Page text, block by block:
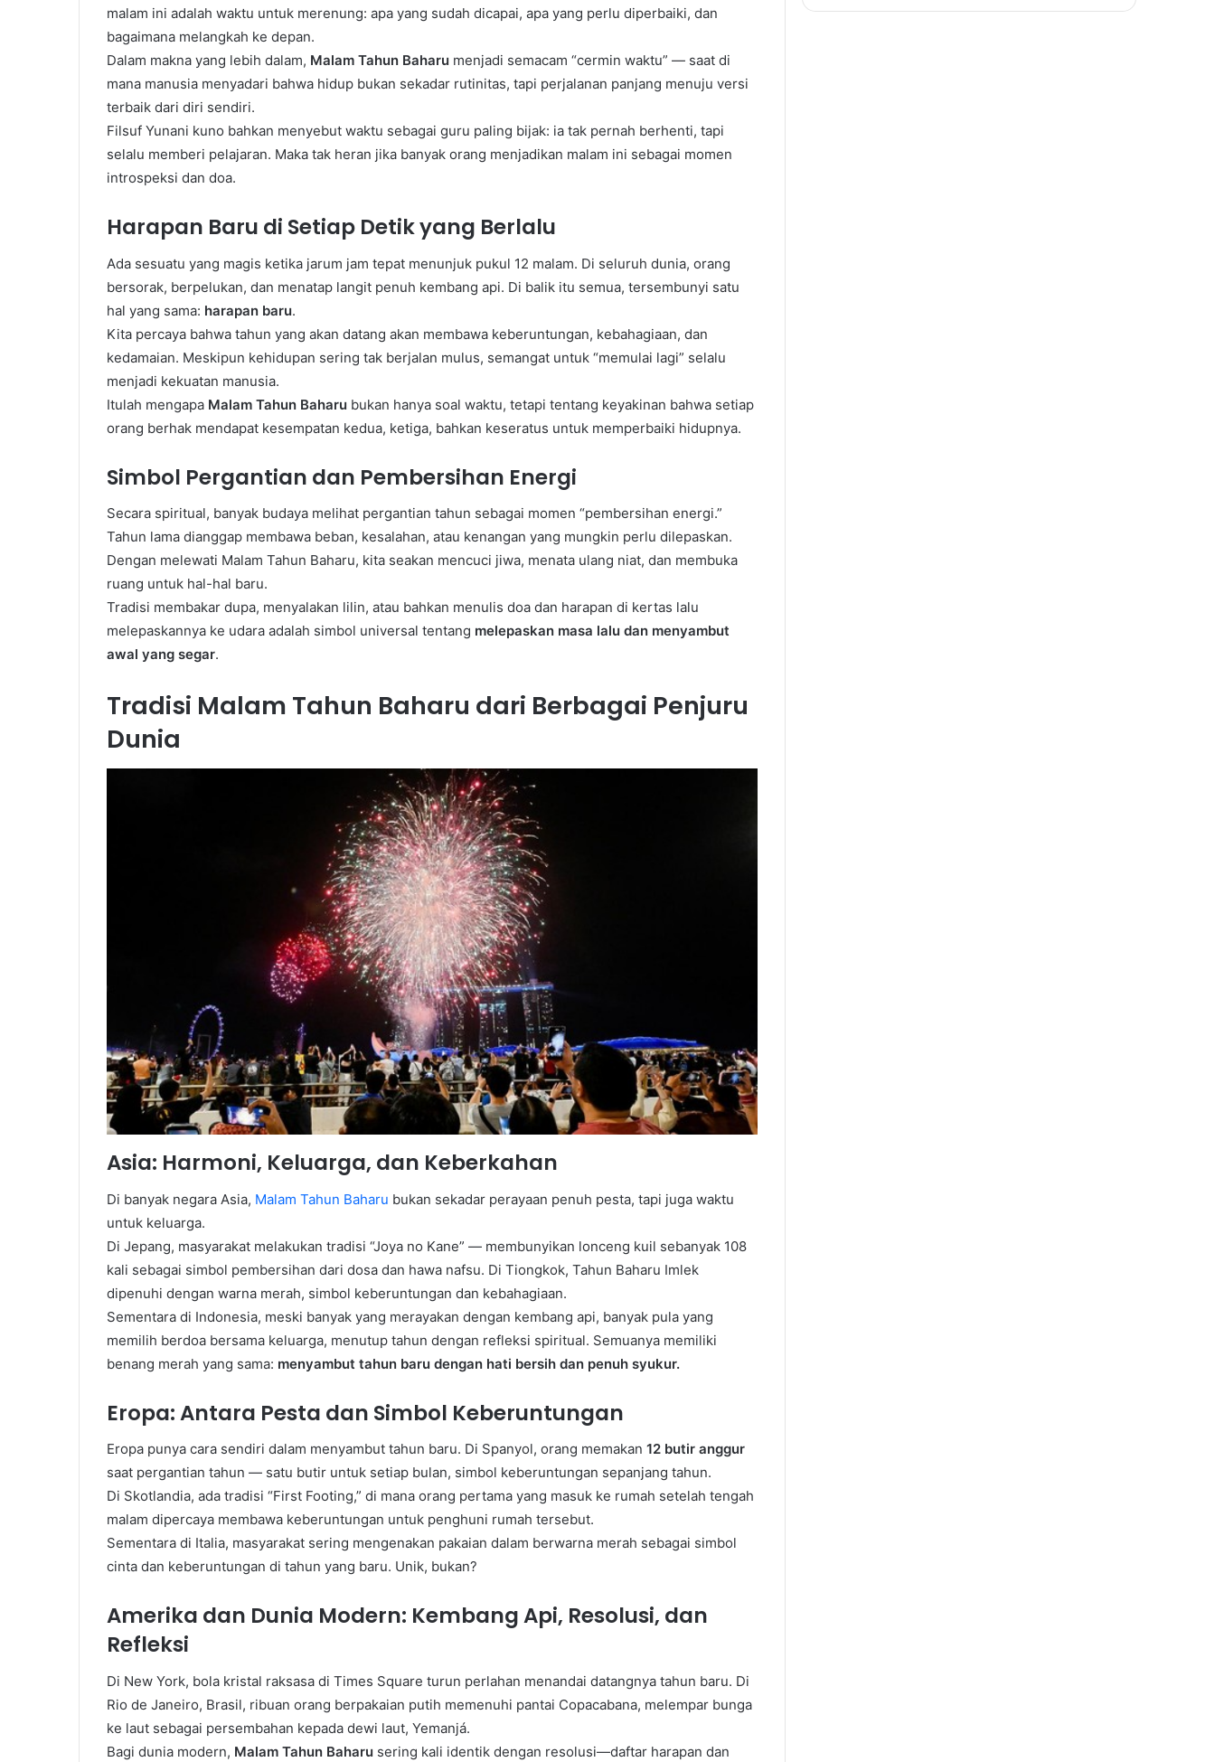
malam ini adalah waktu untuk merenung: apa yang sudah dicapai, apa yang perlu diperbaiki, dan
bagaimana melangkah ke depan.
Dalam makna yang lebih dalam, Malam Tahun Baharu menjadi semacam “cermin waktu” — saat di
mana manusia menyadari bahwa hidup bukan sekadar rutinitas, tapi perjalanan panjang menuju versi
terbaik dari diri sendiri.
Filsuf Yunani kuno bahkan menyebut waktu sebagai guru paling bijak: ia tak pernah berhenti, tapi
selalu memberi pelajaran. Maka tak heran jika banyak orang menjadikan malam ini sebagai momen
introspeksi dan doa.
Harapan Baru di Setiap Detik yang Berlalu
Ada sesuatu yang magis ketika jarum jam tepat menunjuk pukul 12 malam. Di seluruh dunia, orang
bersorak, berpelukan, dan menatap langit penuh kembang api. Di balik itu semua, tersembunyi satu
hal yang sama: harapan baru.
Kita percaya bahwa tahun yang akan datang akan membawa keberuntungan, kebahagiaan, dan
kedamaian. Meskipun kehidupan sering tak berjalan mulus, semangat untuk “memulai lagi” selalu
menjadi kekuatan manusia.
Itulah mengapa Malam Tahun Baharu bukan hanya soal waktu, tetapi tentang keyakinan bahwa setiap
orang berhak mendapat kesempatan kedua, ketiga, bahkan keseratus untuk memperbaiki hidupnya.
Simbol Pergantian dan Pembersihan Energi
Secara spiritual, banyak budaya melihat pergantian tahun sebagai momen “pembersihan energi.”
Tahun lama dianggap membawa beban, kesalahan, atau kenangan yang mungkin perlu dilepaskan.
Dengan melewati Malam Tahun Baharu, kita seakan mencuci jiwa, menata ulang niat, dan membuka
ruang untuk hal-hal baru.
Tradisi membakar dupa, menyalakan lilin, atau bahkan menulis doa dan harapan di kertas lalu
melepaskannya ke udara adalah simbol universal tentang melepaskan masa lalu dan menyambut
awal yang segar.
Tradisi Malam Tahun Baharu dari Berbagai Penjuru
Dunia
Asia: Harmoni, Keluarga, dan Keberkahan
Di banyak negara Asia, Malam Tahun Baharu bukan sekadar perayaan penuh pesta, tapi juga waktu
untuk keluarga.
Di Jepang, masyarakat melakukan tradisi “Joya no Kane” — membunyikan lonceng kuil sebanyak 108
kali sebagai simbol pembersihan dari dosa dan hawa nafsu. Di Tiongkok, Tahun Baharu Imlek
dipenuhi dengan warna merah, simbol keberuntungan dan kebahagiaan.
Sementara di Indonesia, meski banyak yang merayakan dengan kembang api, banyak pula yang
memilih berdoa bersama keluarga, menutup tahun dengan refleksi spiritual. Semuanya memiliki
benang merah yang sama: menyambut tahun baru dengan hati bersih dan penuh syukur.
Eropa: Antara Pesta dan Simbol Keberuntungan
Eropa punya cara sendiri dalam menyambut tahun baru. Di Spanyol, orang memakan 12 butir anggur
saat pergantian tahun — satu butir untuk setiap bulan, simbol keberuntungan sepanjang tahun.
Di Skotlandia, ada tradisi “First Footing,” di mana orang pertama yang masuk ke rumah setelah tengah
malam dipercaya membawa keberuntungan untuk penghuni rumah tersebut.
Sementara di Italia, masyarakat sering mengenakan pakaian dalam berwarna merah sebagai simbol
cinta dan keberuntungan di tahun yang baru. Unik, bukan?
Amerika dan Dunia Modern: Kembang Api, Resolusi, dan
Refleksi
Di New York, bola kristal raksasa di Times Square turun perlahan menandai datangnya tahun baru. Di
Rio de Janeiro, Brasil, ribuan orang berpakaian putih memenuhi pantai Copacabana, melempar bunga
ke laut sebagai persembahan kepada dewi laut, Yemanjá.
Bagi dunia modern, Malam Tahun Baharu sering kali identik dengan resolusi—daftar harapan dan